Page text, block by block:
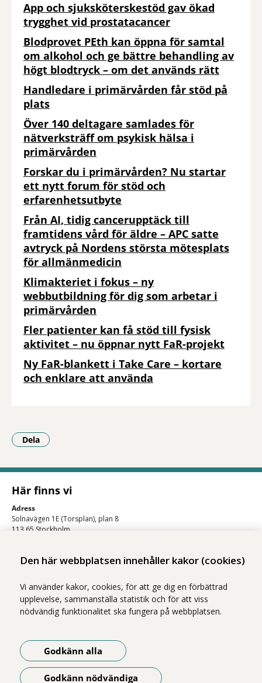
Den här webbplatsen innehåller kakor (cookies)
Vi använder kakor, cookies, för att ge dig en förbättrad
upplevelse, sammanställa statistik och för att viss
nödvändig funktionalitet ska fungera på webbplatsen.
Godkänn alla
Godkänn nödvändiga
App och sjuksköterskestöd gav ökad
trygghet vid prostatacancer
Blodprovet PEth kan öppna för samtal
om alkohol och ge bättre behandling av
högt blodtryck – om det används rätt
Handledare i primärvården får stöd på
plats
Över 140 deltagare samlades för
nätverksträff om psykisk hälsa i
primärvården
Forskar du i primärvården? Nu startar
ett nytt forum för stöd och
erfarenhetsutbyte
Från AI, tidig cancerupptäck till
framtidens vård för äldre – APC satte
avtryck på Nordens största mötesplats
för allmänmedicin
Klimakteriet i fokus – ny
webbutbildning för dig som arbetar i
primärvården
Fler patienter kan få stöd till fysisk
aktivitet – nu öppnar nytt FaR-projekt
Ny FaR-blankett i Take Care – kortare
och enklare att använda
Dela
- Klicka för att öppna delningsalternativ.
Här finns vi
Adress
Solnavägen 1E (Torsplan), plan 8
113 65 Stockholm
Vi ingår i Stockholms läns sjukvårdsområde som erbjuder hälso- och
sjukvård i Region Stockholms regi.